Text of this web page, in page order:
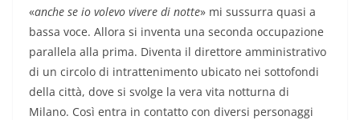
«anche se io volevo vivere di notte» mi sussurra quasi a
bassa voce. Allora si inventa una seconda occupazione
parallela alla prima. Diventa il direttore amministrativo
di un circolo di intrattenimento ubicato nei sottofondi
della città, dove si svolge la vera vita notturna di
Milano. Così entra in contatto con diversi personaggi